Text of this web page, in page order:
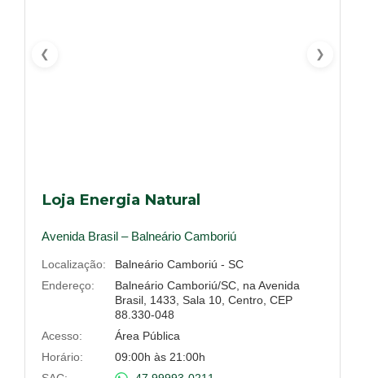
❮ ❯
Loja Energia Natural
Avenida Brasil – Balneário Camboriú
Localização:
Balneário Camboriú - SC
Endereço:
Balneário Camboriú/SC, na Avenida
Brasil, 1433, Sala 10, Centro, CEP
88.330-048
Acesso:
Área Pública
Horário:
09:00h às 21:00h